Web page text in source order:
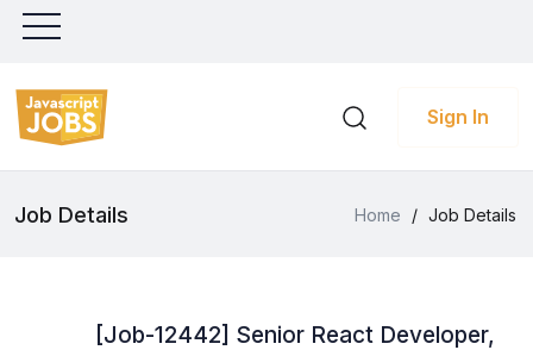
Sign In
Job Details Home / Job Details
[Job-12442] Senior React Developer,